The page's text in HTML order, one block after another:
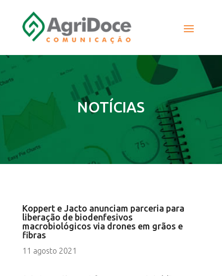
NOTÍCIAS
Koppert e Jacto anunciam parceria para
liberação de biodenfesivos
macrobiológicos via drones em grãos e
fibras
11 agosto 2021